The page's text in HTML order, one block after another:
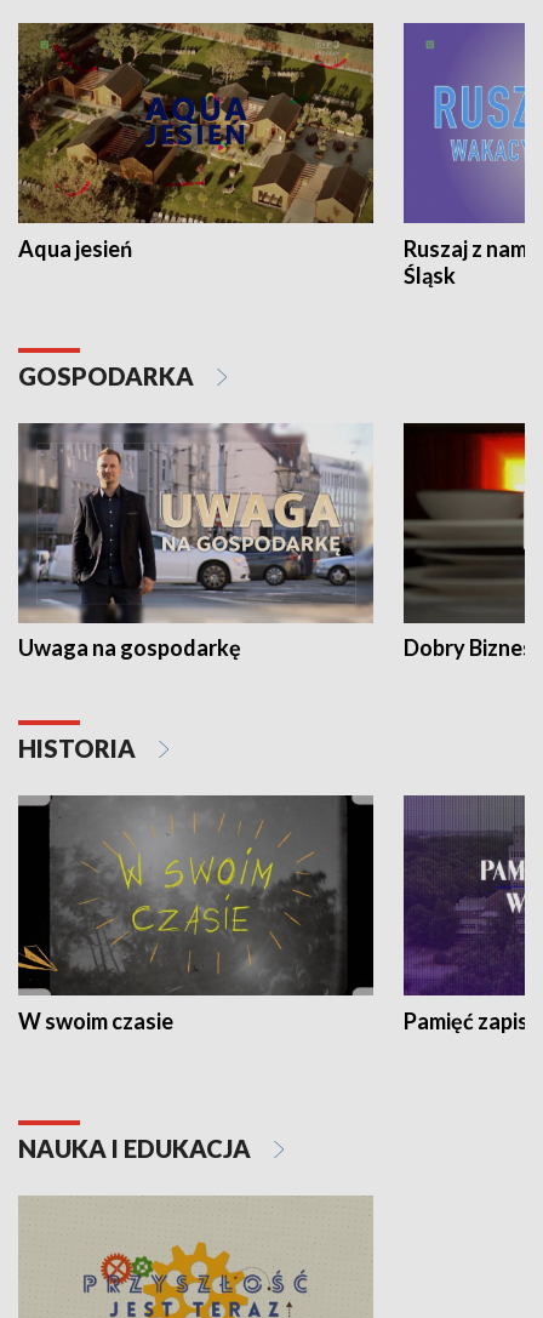
Aqua jesień
Ruszaj z
Śląsk
GOSPODARKA
Uwaga na gospodarkę Dobry Biznes
HISTORIA
W swoim czasie Pamięć
NAUKA I EDUKACJA